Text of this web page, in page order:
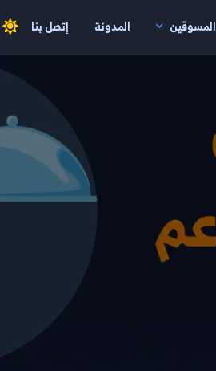
المدونة إتصل بنا